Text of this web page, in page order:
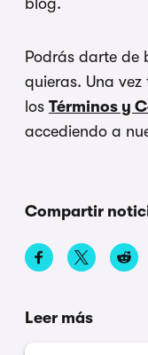
blog.
Podrás darte de
quieras. Una
los Términos y
accediendo a
Compartir
Leer más